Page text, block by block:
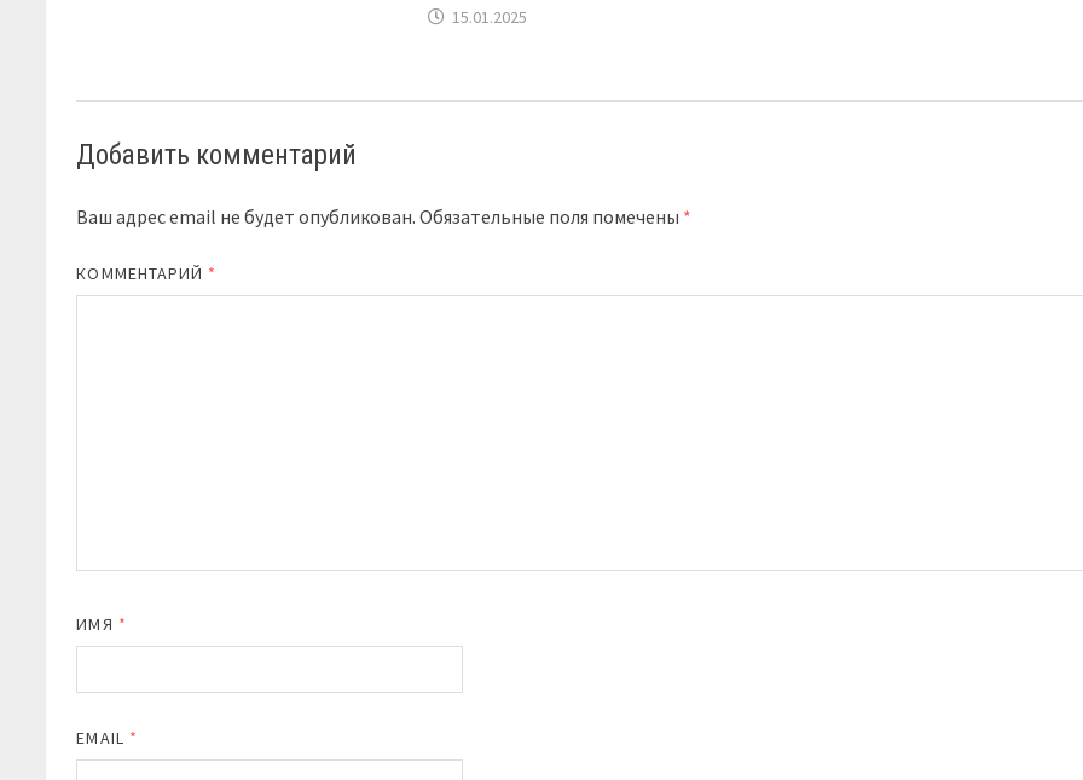
15.01.2025
Добавить комментарий
Ваш адрес email не будет опубликован. Обязательные поля помечены *
КОММЕНТАРИЙ *
ИМЯ *
EMAIL *